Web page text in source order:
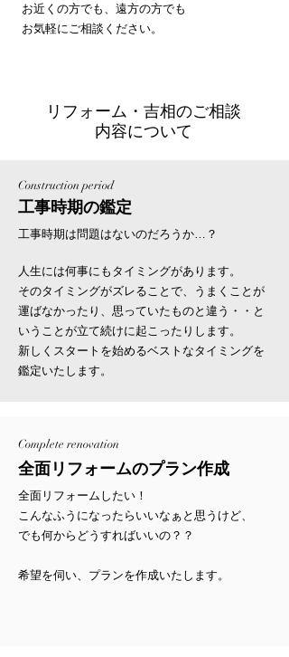
お近くの方でも、遠方の方でも
​お気軽にご相談ください。
リフォーム・吉相のご相談
内容について
Construction period
工事時期の鑑定
工事時期は問題はないのだろうか…？
人生には何事にもタイミングがあります。
そのタイミングがズレることで、うまくことが
運ばなかったり、思っていたものと違う・・と
いうことが立て続けに起こったりします。
新しくスタートを始めるベストなタイミングを
鑑定いたします。
Complete renovation
全面リフォームのプラン作成
全面リフォームしたい！
こんなふうになったらいいなぁと思うけど、
でも何からどうすればいいの？？
希望を伺い、プランを作成いたします。